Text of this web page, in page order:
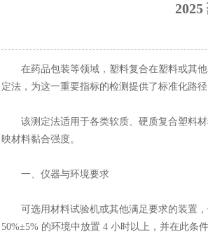
在药品包装等领域，塑料复合在塑料或其他
定法，为这一重要指标的检测提供了标准化路径
该测定法适用于各类软质、硬质复合塑料材
映材料黏合强度。
一、仪器与环境要求
可选用材料试验机或其他满足要求的装置，
50%±5% 的环境中放置 4 小时以上，并在此条